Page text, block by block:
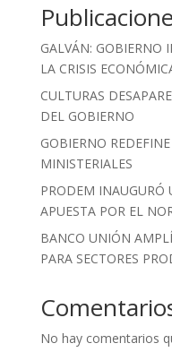
GALVÁN: GOBIERNO
LA CRISIS
CULTURAS
DEL GOBIERNO
GOBIERNO
MINISTERIALES
PRODEM INAUGURÓ
APUESTA POR EL
BANCO UNIÓN
PARA SECTORES
No hay comentarios